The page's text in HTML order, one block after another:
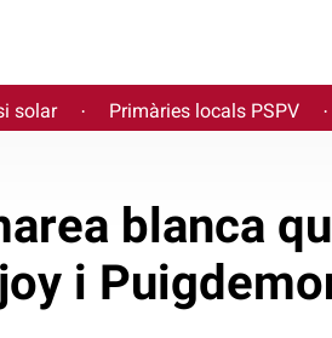
solar · Primàries locals PSPV ·
blanca
i